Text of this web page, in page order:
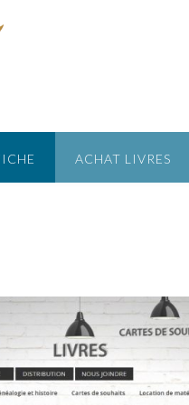
ACHAT LIVRES